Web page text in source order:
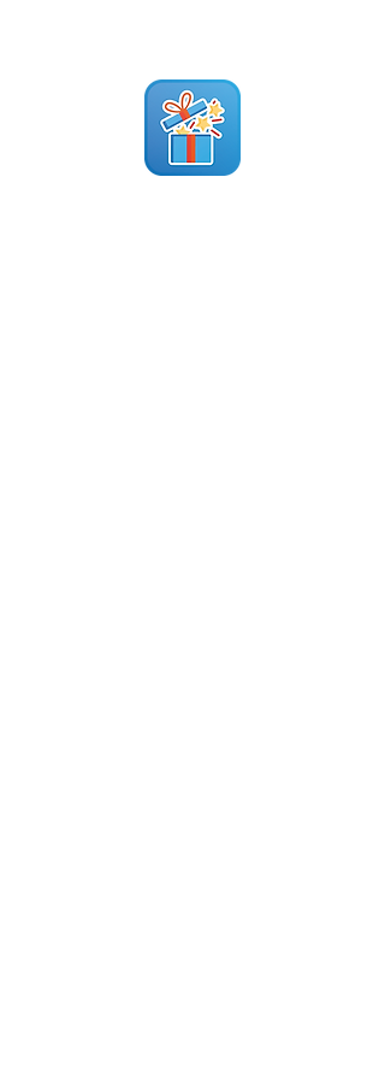
ofertas, y escanear códigos
QR de los clientes. Deciden
durante la compra a qué
oferta(s) tiene derecho el